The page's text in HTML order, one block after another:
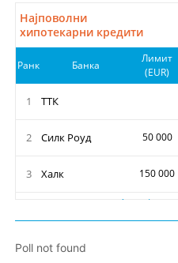
Poll not found